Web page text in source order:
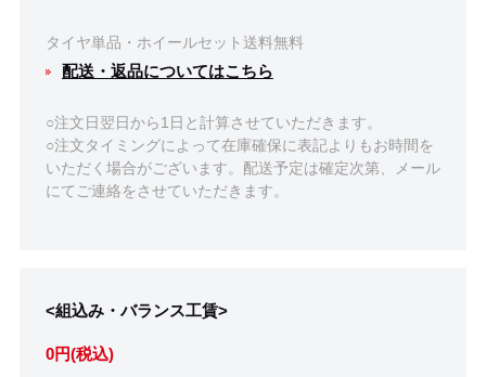
タイヤ単品・ホイールセット送料無料
配送・返品についてはこちら
○注文日翌日から1日と計算させていただきます。
○注文タイミングによって在庫確保に表記よりもお時間を
いただく場合がございます。配送予定は確定次第、メール
にてご連絡をさせていただきます。
<組込み・バランス工賃>
0円(税込)